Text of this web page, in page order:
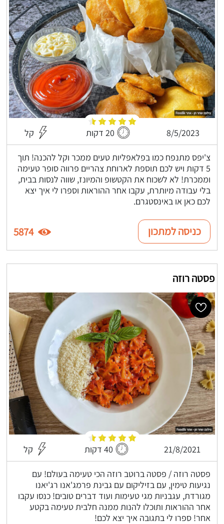
8/5/2023 20 דקות קל
צ'יפס מתנפח כמו בפלאפליות טעים ממכר וקל להכנה! תוך
5 דקות ויש לכם תוספת לארוחת צהריים פרווה סופר טעימה
וממכרת! לא לשכוח את הקטשופ והמיונז, שווה לנסות בבית,
בלי עבודה מיותרת, עקבו אחר ההוראות וספרו לי איך יצא
לכם כאן או באינסטגרם.
כניסה למתכון 5874
פסטה רוזה
21/8/2021 40 דקות קל
פסטה רוזה / פסטה ברוטב רוזה הכי טעימה בעולם! עם
נגיעות טימין, עם בזיליקום עם גבינת פרמג'אנו רג'יאנו
מגורדת, עגבניות מגי טעימות ועוד דברים טובים! כנסו עקבו
אחר ההוראות ותוכלו להנות ממנה חלבית טעימה בקטע
אחר! ספרו לי בתגובה איך יצא לכם!